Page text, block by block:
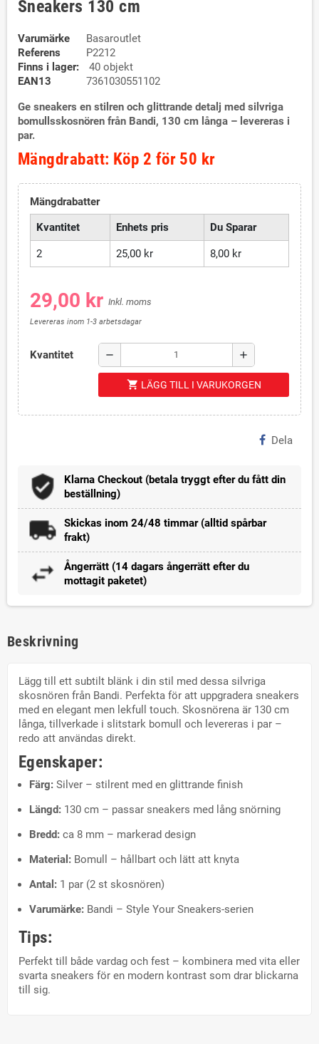
Sneakers 130 cm
Varumärke
Basaroutlet
Referens
P2212
Finns i lager:
40 objekt
EAN13
7361030551102
Ge sneakers en stilren och glittrande detalj med silvriga
bomullsskosnören från Bandi, 130 cm långa – levereras i
par.
Mängdrabatt: Köp 2 för 50 kr
Mängdrabatter
Kvantitet
Enhets pris Du Sparar
2 25,00 kr 8,00 kr
29,00 kr Inkl. moms
Levereras inom 1-3 arbetsdagar
Kvantitet remove add
shopping_cart LÄGG TILL I VARUKORGEN
Dela
Klarna Checkout (betala tryggt efter du fått din
beställning)
Skickas inom 24/48 timmar (alltid spårbar
frakt)
Ångerrätt (14 dagars ångerrätt efter du
mottagit paketet)
Beskrivning
Lägg till ett subtilt blänk i din stil med dessa silvriga
skosnören från Bandi. Perfekta för att uppgradera sneakers
med en elegant men lekfull touch. Skosnörena är 130 cm
långa, tillverkade i slitstark bomull och levereras i par –
redo att användas direkt.
Egenskaper:
Färg: Silver – stilrent med en glittrande finish
Längd: 130 cm – passar sneakers med lång snörning
Bredd: ca 8 mm – markerad design
Material: Bomull – hållbart och lätt att knyta
Antal: 1 par (2 st skosnören)
Varumärke: Bandi – Style Your Sneakers-serien
Tips:
Perfekt till både vardag och fest – kombinera med vita eller
svarta sneakers för en modern kontrast som drar blickarna
till sig.